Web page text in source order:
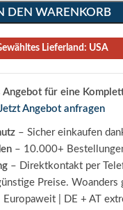
DEN WARENKORB
Lieferland: USA
Angebot für eine
Angebot anfragen
– Sicher einkaufen
– 10.000+
– Direktkontakt per
Preise. Woanders
Europaweit | DE + AT